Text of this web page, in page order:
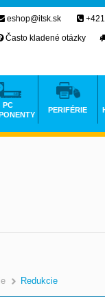
Redukcie
eshop@itsk.sk
Často kladené otázky
PC
PERIFÉRIE